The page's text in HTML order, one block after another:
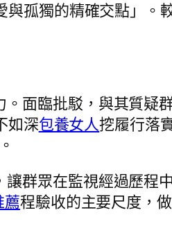
孤獨的精確交點」。
。面臨批駁，與其質疑
如深包養女人挖履行落
群眾在監視經過歷程
薦程驗收的主要尺度，